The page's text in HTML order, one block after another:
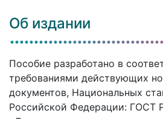
Об издании
Пособие разработано в
требованиями действующих
документов, Национальных
Российской Федерации: ГОСТ